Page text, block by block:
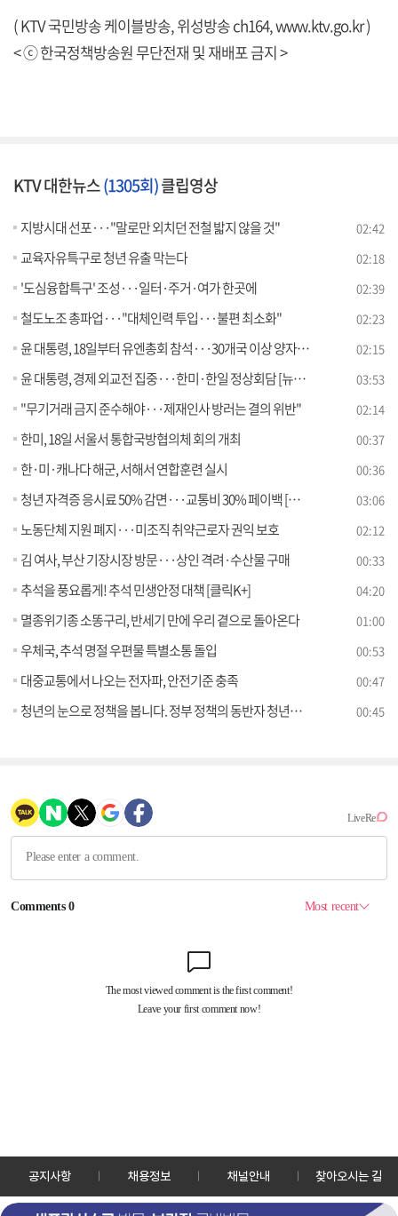
( KTV 국민방송 케이블방송, 위성방송 ch164,www.ktv.go.kr)
< ⓒ 한국정책방송원 무단전재 및 재배포 금지 >
KTV 대한뉴스(1305회)클립영상
지방시대 선포···"말로만 외치던 전철 밟지 않을 것" 02:42
교육자유특구로 청년 유출 막는다 02:18
'도심융합특구' 조성···일터·주거·여가 한곳에 02:39
철도노조 총파업···"대체인력 투입···불편 최소화" 02:23
윤 대통령, 18일부터 유엔총회 참석···30개국 이상 양자회담 02:15
윤 대통령, 경제 외교전 집중···한미·한일 정상회담 [뉴스의 맥] 03:53
"무기거래 금지 준수해야···제재인사 방러는 결의 위반" 02:14
한미, 18일 서울서 통합국방협의체 회의 개최 00:37
한·미·캐나다 해군, 서해서 연합훈련 실시 00:36
청년 자격증 응시료 50% 감면···교통비 30% 페이백 [정책현장+] 03:06
노동단체 지원 폐지···미조직 취약근로자 권익 보호 02:12
김 여사, 부산 기장시장 방문···상인 격려·수산물 구매 00:33
추석을 풍요롭게! 추석 민생안정 대책 [클릭K+] 04:20
멸종위기종 소똥구리, 반세기 만에 우리 곁으로 돌아온다 01:00
우체국, 추석 명절 우편물 특별소통 돌입 00:53
대중교통에서 나오는 전자파, 안전기준 충족 00:47
청년의 눈으로 정책을 봅니다. 정부 정책의 동반자 청년보좌역을 채용합니다. 00:45
공지사항 채용정보 채널안내 찾아오시는 길